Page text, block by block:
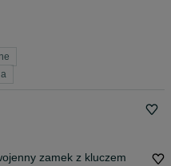
Przedwojenny zamek z kluczem